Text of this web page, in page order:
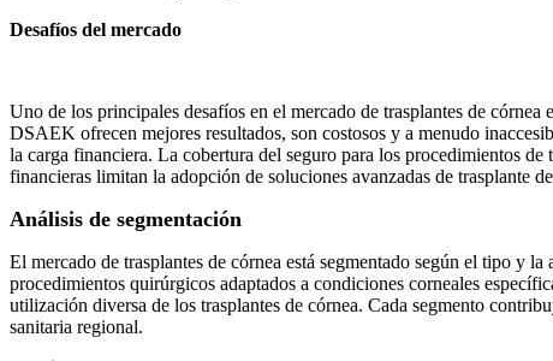
Desafíos del mercado
Uno de los principales desafíos en el mercado de trasplantes de
DSAEK ofrecen mejores resultados, son costosos y a menudo
la carga financiera. La cobertura del seguro para los procedimientos
financieras limitan la adopción de soluciones avanzadas de trasplante
Análisis de segmentación
El mercado de trasplantes de córnea está segmentado según el tipo y
procedimientos quirúrgicos adaptados a condiciones corneales
utilización diversa de los trasplantes de córnea. Cada segmento
sanitaria regional.